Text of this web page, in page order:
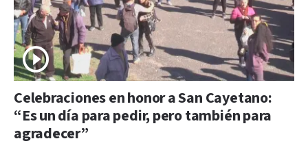
Celebraciones en honor a San Cayetano:
“Es un día para pedir, pero también para
agradecer”